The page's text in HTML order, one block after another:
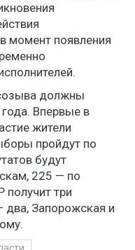
момент появления
должны
Впервые в
жители
пройдут по
будут
225 — по
три
два, Запорожская и